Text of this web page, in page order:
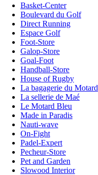
Basket-Center
Boulevard du Golf
Direct Running
Espace Golf
Foot-Store
Galop-Store
Goal-Foot
Handball-Store
House of Rugby
La bagagerie du Motard
La sellerie de Maé
Le Motard Bleu
Made in Paradis
Nauti-wave
On-Fight
Padel-Expert
Pecheur-Store
Pet and Garden
Slowood Interior